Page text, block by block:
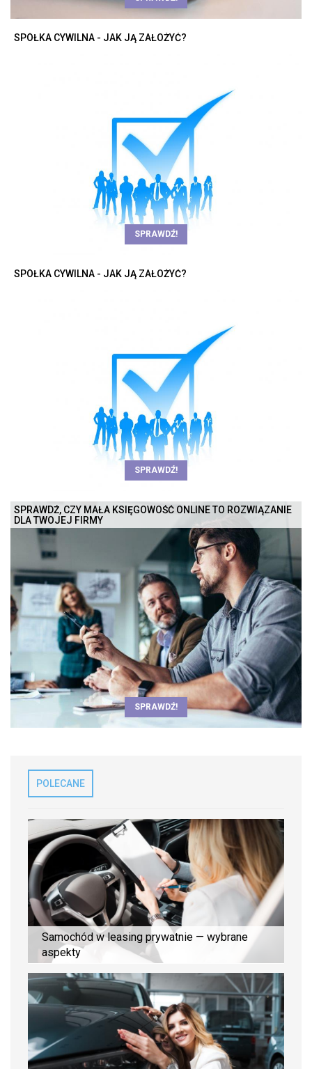
SPÓŁKA CYWILNA - JAK JĄ ZAŁOŻYĆ?
SPRAWDŹ!
SPÓŁKA CYWILNA - JAK JĄ ZAŁOŻYĆ?
SPRAWDŹ!
SPRAWDŹ, CZY MAŁA KSIĘGOWOŚĆ ONLINE TO ROZWIĄZANIE
DLA TWOJEJ FIRMY
SPRAWDŹ!
POLECANE
Samochód w leasing prywatnie — wybrane
aspekty